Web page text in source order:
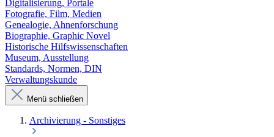
Digitalisierung, Portale
Fotografie, Film, Medien
Genealogie, Ahnenforschung
Biographie, Graphic Novel
Historische Hilfswissenschaften
Museum, Ausstellung
Standards, Normen, DIN
Verwaltungskunde
Menü schließen
Archivierung - Sonstiges